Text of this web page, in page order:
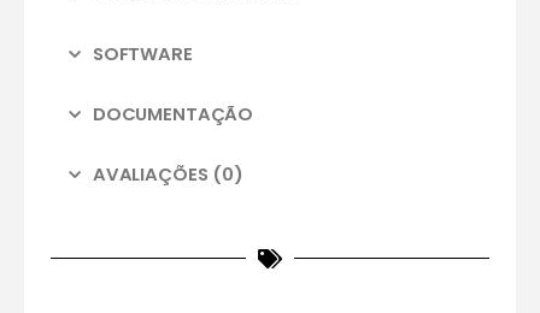
SOFTWARE
DOCUMENTAÇÃO
AVALIAÇÕES (0)